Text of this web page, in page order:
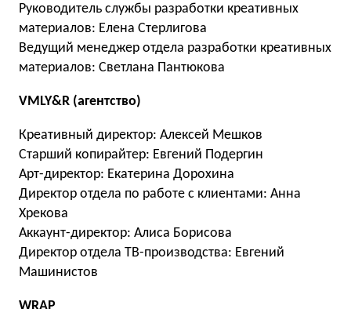
Руководитель службы разработки креативных
материалов: Елена Стерлигова
Ведущий менеджер отдела разработки креативных
материалов: Светлана Пантюкова
VMLY&R (агентство)
Креативный директор: Алексей Мешков
Старший копирайтер: Евгений Подергин
Арт-директор: Екатерина Дорохина
Директор отдела по работе с клиентами: Анна
Хрекова
Аккаунт-директор: Алиса Борисова
Директор отдела ТВ-производства: Евгений
Машинистов